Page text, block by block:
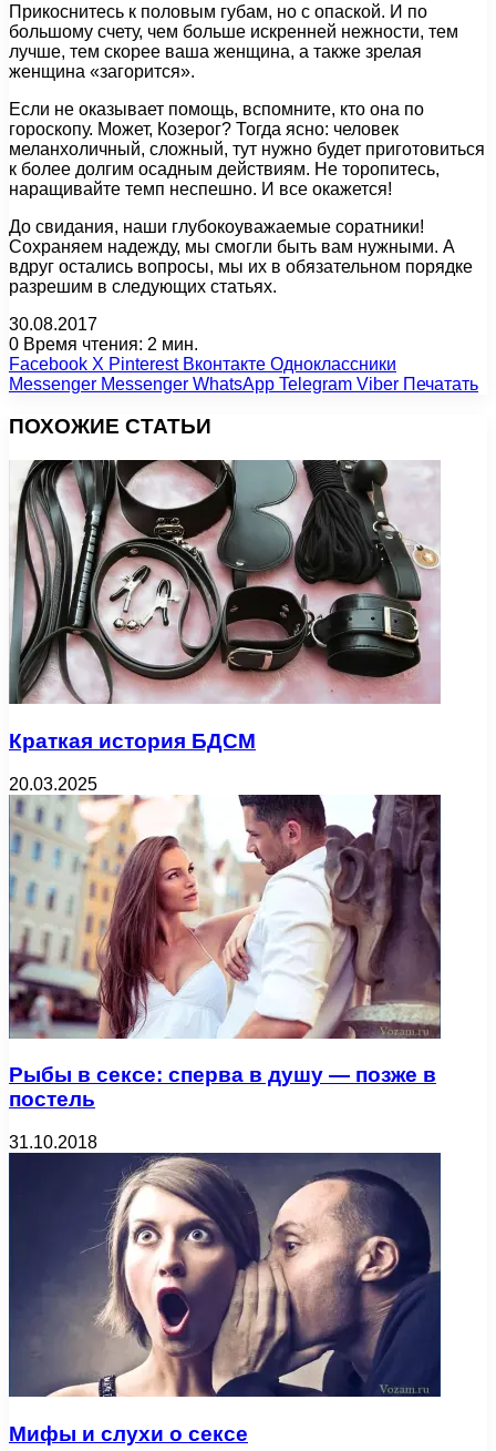
Прикоснитесь к половым губам, но с опаской. И по
большому счету, чем больше искренней нежности, тем
лучше, тем скорее ваша женщина, а также зрелая
женщина «загорится».
Если не оказывает помощь, вспомните, кто она по
гороскопу. Может, Козерог? Тогда ясно: человек
меланхоличный, сложный, тут нужно будет приготовиться
к более долгим осадным действиям. Не торопитесь,
наращивайте темп неспешно. И все окажется!
До свидания, наши глубокоуважаемые соратники!
Сохраняем надежду, мы смогли быть вам нужными. А
вдруг остались вопросы, мы их в обязательном порядке
разрешим в следующих статьях.
30.08.2017
0 Время чтения: 2 мин.
Facebook X Pinterest Вконтакте Одноклассники
Messenger Messenger WhatsApp Telegram Viber Печатать
ПОХОЖИЕ СТАТЬИ
Краткая история БДСМ
20.03.2025
Рыбы в сексе: сперва в душу — позже в
постель
31.10.2018
Мифы и слухи о сексе